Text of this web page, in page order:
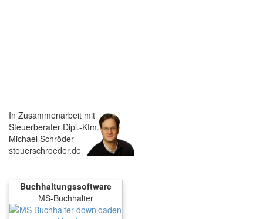
In Zusammenarbeit mit
Steuerberater Dipl.-Kfm.
Michael Schröder
steuerschroeder.de
Buchhaltungssoftware
MS-Buchhalter